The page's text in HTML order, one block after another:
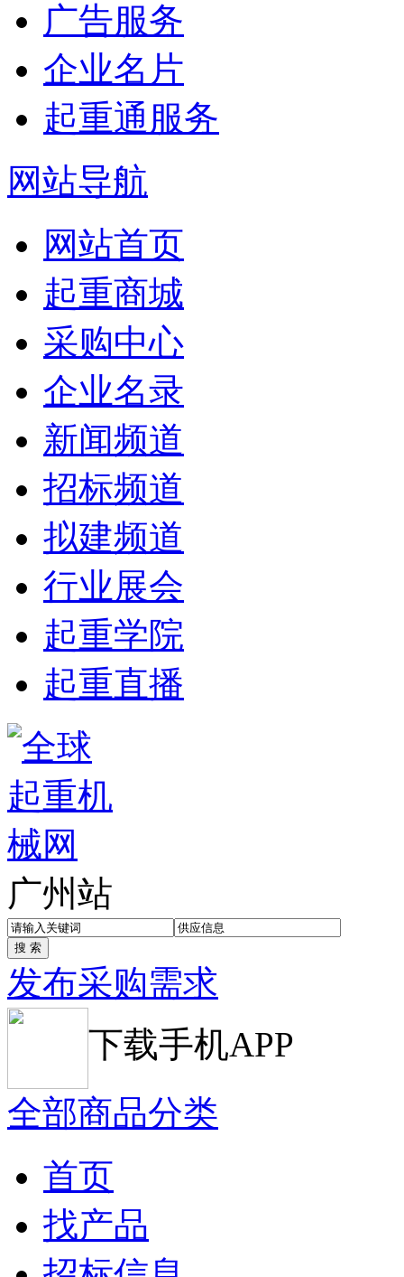
广告服务
企业名片
起重通服务
网站导航
网站首页
起重商城
采购中心
企业名录
新闻频道
招标频道
拟建频道
行业展会
起重学院
起重直播
广州站
发布采购需求
下载手机APP
全部商品分类
首页
找产品